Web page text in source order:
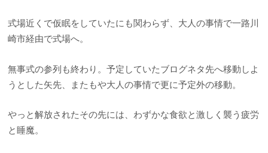
式場近くで仮眠をしていたにも関わらず、大人の事情で一路川
崎市経由で式場へ。
無事式の参列も終わり。予定していたブログネタ先へ移動しよ
うとした矢先、またもや大人の事情で更に予定外の移動。
やっと解放されたその先には、わずかな食欲と激しく襲う疲労
と睡魔。